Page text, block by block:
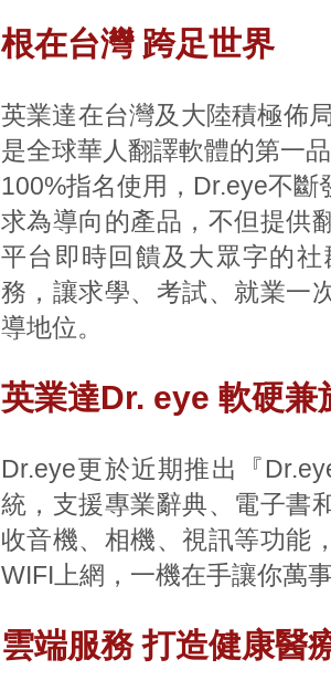
根在台灣 跨足世界
英業達在台灣及大陸積極佈
是全球華人翻譯軟體的第一
100%指名使用，Dr.eye不
求為導向的產品，不但提供
平台即時回饋及大眾字的
務，讓求學、考試、就業一
導地位。
英業達Dr. eye 軟硬兼
Dr.eye更於近期推出『
統，支援專業辭典、電子書
收音機、相機、視訊等功能
WIFI上網，一機在手讓你萬
雲端服務 打造健康醫